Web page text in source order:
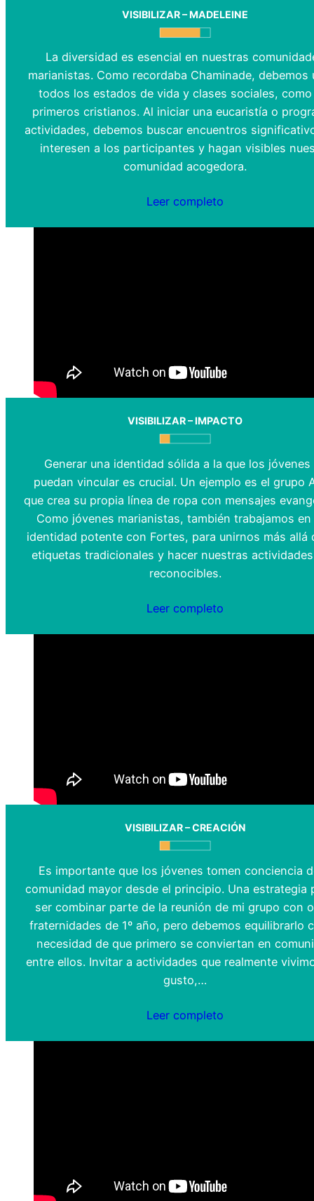
VISIBILIZAR – MADELEINE
La diversidad es esencial en nuestras
marianistas. Como recordaba Chaminade, debemos
todos los estados de vida y clases sociales,
primeros cristianos. Al iniciar una eucaristía o
actividades, debemos buscar encuentros
interesen a los participantes y hagan visibles
comunidad acogedora.
Leer completo
VISIBILIZAR – IMPACTO
Generar una identidad sólida a la que los jóvenes
puedan vincular es crucial. Un ejemplo es el grupo
que crea su propia línea de ropa con mensajes
Como jóvenes marianistas, también trabajamos en
identidad potente con Fortes, para unirnos más allá
etiquetas tradicionales y hacer nuestras
reconocibles.
Leer completo
VISIBILIZAR – CREACIÓN
Es importante que los jóvenes tomen conciencia
comunidad mayor desde el principio. Una estrategia
ser combinar parte de la reunión de mi grupo con
fraternidades de 1º año, pero debemos equilibrarlo
necesidad de que primero se conviertan en
entre ellos. Invitar a actividades que realmente
gusto,…
Leer completo